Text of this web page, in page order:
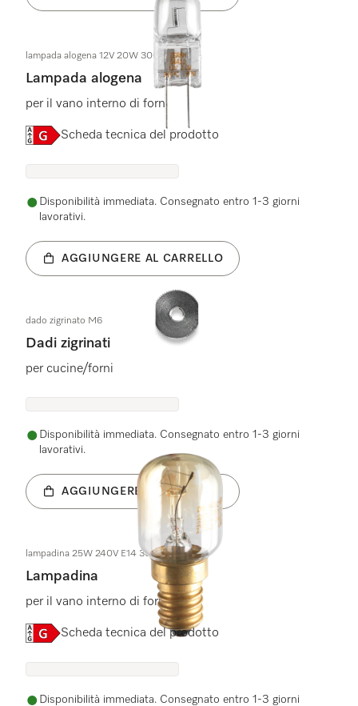
lampada alogena 12V 20W 300GRAD
Lampada alogena
per il vano interno di forni
Etichetta energetica, Online Label Flag
Scheda tecnica del prodotto
Disponibilità immediata. Consegnato entro 1-3 giorni
lavorativi.
AGGIUNGERE AL CARRELLO
dado zigrinato M6
Dadi zigrinati
per cucine/forni
Disponibilità immediata. Consegnato entro 1-3 giorni
lavorativi.
AGGIUNGERE AL CARRELLO
lampadina 25W 240V E14 300GRAD
Lampadina
per il vano interno di forni
Online Label Flag, Etichetta energetica
Scheda tecnica del prodotto
Disponibilità immediata. Consegnato entro 1-3 giorni